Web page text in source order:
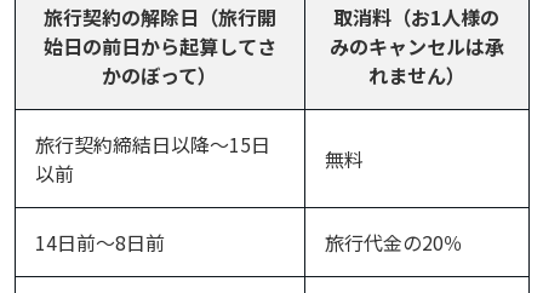
旅行契約の解除日（旅行開
始日の前日から起算してさ
かのぼって）
取消料（お1人様の
みのキャンセルは承
れません）
旅行契約締結日以降～15日
以前
無料
14日前～8日前 旅行代金の20％